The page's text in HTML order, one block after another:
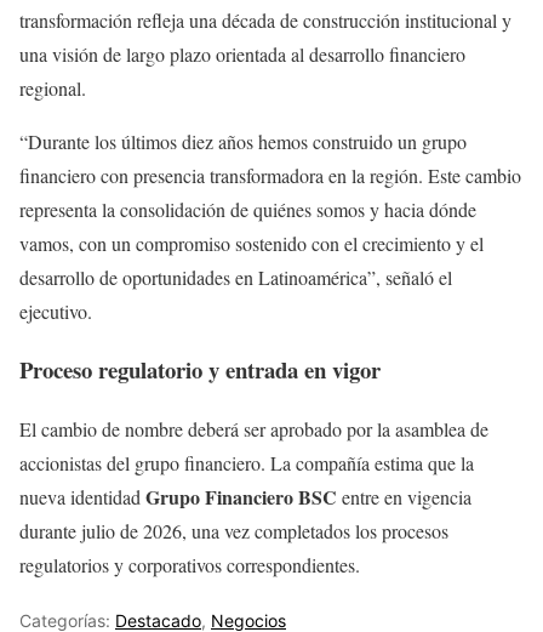
transformación refleja una década de construcción institucional y
una visión de largo plazo orientada al desarrollo financiero
regional.
“Durante los últimos diez años hemos construido un grupo
financiero con presencia transformadora en la región. Este cambio
representa la consolidación de quiénes somos y hacia dónde
vamos, con un compromiso sostenido con el crecimiento y el
desarrollo de oportunidades en Latinoamérica”, señaló el
ejecutivo.
Proceso regulatorio y entrada en vigor
El cambio de nombre deberá ser aprobado por la asamblea de
accionistas del grupo financiero. La compañía estima que la
nueva identidadGrupo Financiero BSC entre en vigencia
durante julio de 2026, una vez completados los procesos
regulatorios y corporativos correspondientes.
Categorías: Destacado, Negocios